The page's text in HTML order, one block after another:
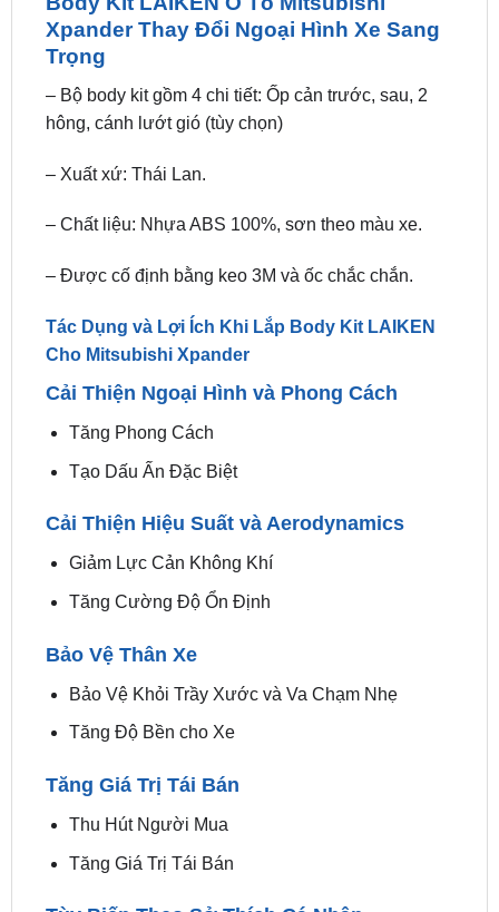
Xpander Thay Đổi Ngoại Hình Xe Sang
Trọng
– Bộ body kit gồm 4 chi tiết: Ốp cản trước, sau, 2
hông, cánh lướt gió (tùy chọn)
– Xuất xứ: Thái Lan.
– Chất liệu: Nhựa ABS 100%, sơn theo màu xe.
– Được cố định bằng keo 3M và ốc chắc chắn.
Tác Dụng và Lợi Ích Khi Lắp Body Kit LAIKEN
Cho Mitsubishi Xpander
Cải Thiện Ngoại Hình và Phong Cách
Tăng Phong Cách
Tạo Dấu Ấn Đặc Biệt
Cải Thiện Hiệu Suất và Aerodynamics
Giảm Lực Cản Không Khí
Tăng Cường Độ Ổn Định
Bảo Vệ Thân Xe
Bảo Vệ Khỏi Trầy Xước và Va Chạm Nhẹ
Tăng Độ Bền cho Xe
Tăng Giá Trị Tái Bán
Thu Hút Người Mua
Tăng Giá Trị Tái Bán